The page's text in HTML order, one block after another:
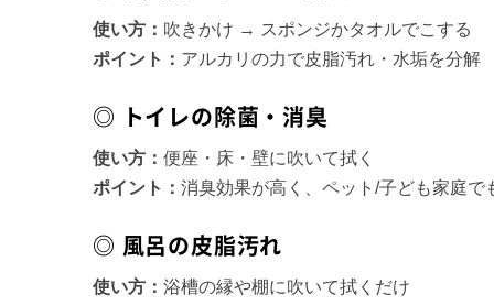
使い方： 吹きかけ → スポンジかタオルでこする
ポイント： アルカリの力で皮脂汚れ・水垢を分解
◎ トイレの除菌・消臭
使い方： 便座・床・壁に吹いて拭く
ポイント： 消臭効果が高く、ペット/子ども家庭で
◎ 風呂の皮脂汚れ
使い方： 浴槽の縁や棚に吹いて拭くだけ